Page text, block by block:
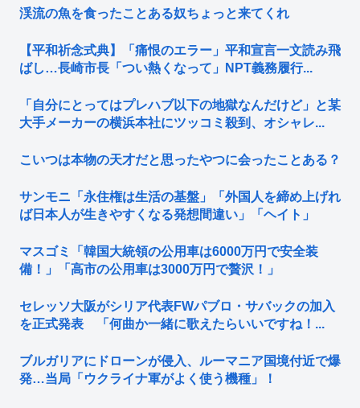
渓流の魚を食ったことある奴ちょっと来てくれ
【平和祈念式典】「痛恨のエラー」平和宣言一文読み飛
ばし…長崎市長「つい熱くなって」NPT義務履行...
「自分にとってはプレハブ以下の地獄なんだけど」と某
大手メーカーの横浜本社にツッコミ殺到、オシャレ...
こいつは本物の天才だと思ったやつに会ったことある？
サンモニ「永住権は生活の基盤」「外国人を締め上げれ
ば日本人が生きやすくなる発想間違い」「ヘイト」
マスゴミ「韓国大統領の公用車は6000万円で安全装
備！」「高市の公用車は3000万円で贅沢！」
セレッソ大阪がシリア代表FWパブロ・サバックの加入
を正式発表 「何曲か一緒に歌えたらいいですね！...
ブルガリアにドローンが侵入、ルーマニア国境付近で爆
発…当局「ウクライナ軍がよく使う機種」！